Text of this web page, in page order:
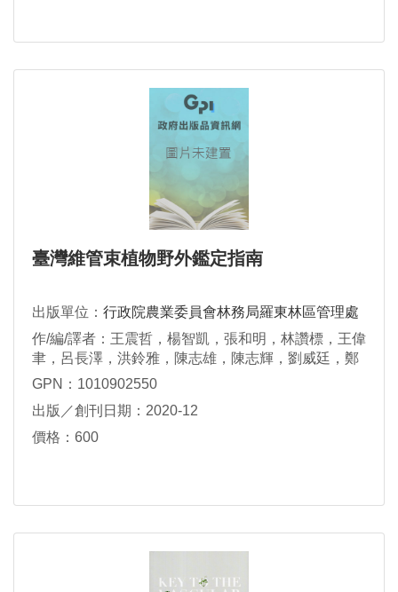
臺灣維管束植物野外鑑定指南
出版單位： 行政院農業委員會林務局羅東林區管理處
作/編/譯者：王震哲，楊智凱，張和明，林讚標，王偉
聿，呂長澤，洪鈴雅，陳志雄，陳志輝，劉威廷，鄭
憲燦，謝宗欣
GPN：1010902550
出版／創刊日期：2020-12
價格：600